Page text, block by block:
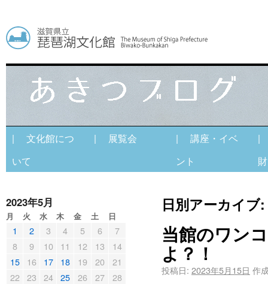
| 文化館につ
いて
| 展覧会
| 講座・イベ
ント
|
財
日別アーカイブ:
当館のワン
よ？！
投稿日: 2023年5月15日 作
2023年5月
月 火 水 木 金 土 日
1 2 3 4 5 6
7
8
9 10 11 12 13
14
15
16 17 18 19 20
21
22
23 24 25 26 27
28